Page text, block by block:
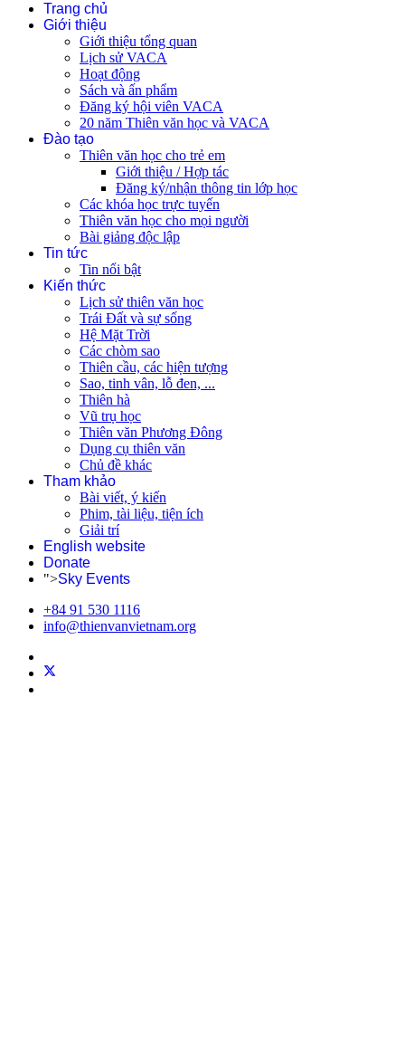
Trang chủ
Giới thiệu
Giới thiệu tổng quan
Lịch sử VACA
Hoạt động
Sách và ấn phẩm
Đăng ký hội viên VACA
20 năm Thiên văn học và VACA
Đào tạo
Thiên văn học cho trẻ em
Giới thiệu / Hợp tác
Đăng ký/nhận thông tin lớp học
Các khóa học trực tuyến
Thiên văn học cho mọi người
Bài giảng độc lập
Tin tức
Tin nổi bật
Kiến thức
Lịch sử thiên văn học
Trái Đất và sự sống
Hệ Mặt Trời
Các chòm sao
Thiên cầu, các hiện tượng
Sao, tinh vân, lỗ đen, ...
Thiên hà
Vũ trụ học
Thiên văn Phương Đông
Dụng cụ thiên văn
Chủ đề khác
Tham khảo
Bài viết, ý kiến
Phim, tài liệu, tiện ích
Giải trí
English website
Donate
">Sky Events
+84 91 530 1116
info@thienvanvietnam.org